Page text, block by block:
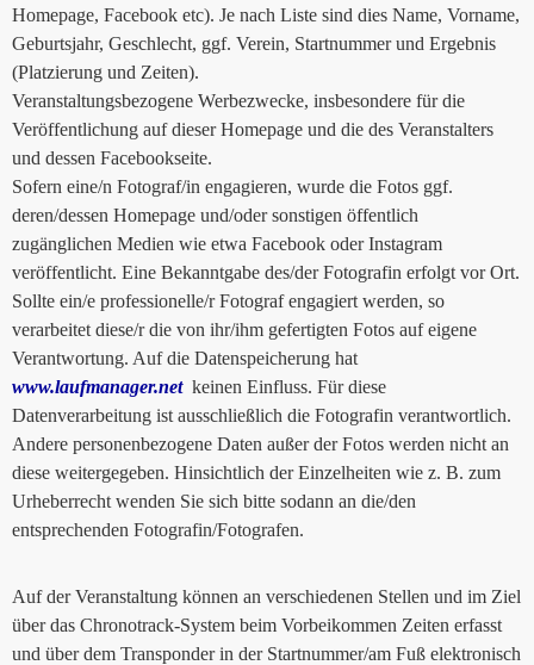
Homepage, Facebook etc). Je nach Liste sind dies Name, Vorname,
Geburtsjahr, Geschlecht, ggf. Verein, Startnummer und Ergebnis
(Platzierung und Zeiten).
Veranstaltungsbezogene Werbezwecke, insbesondere für die
Veröffentlichung auf dieser Homepage und die des Veranstalters
und dessen Facebookseite.
Sofern eine/n Fotograf/in engagieren, wurde die Fotos ggf.
deren/dessen Homepage und/oder sonstigen öffentlich
zugänglichen Medien wie etwa Facebook oder Instagram
veröffentlicht. Eine Bekanntgabe des/der Fotografin erfolgt vor Ort.
Sollte ein/e professionelle/r Fotograf engagiert werden, so
verarbeitet diese/r die von ihr/ihm gefertigten Fotos auf eigene
Verantwortung. Auf die Datenspeicherung hat
www.laufmanager.netkeinen Einfluss. Für diese
Datenverarbeitung ist ausschließlich die Fotografin verantwortlich.
Andere personenbezogene Daten außer der Fotos werden nicht an
diese weitergegeben. Hinsichtlich der Einzelheiten wie z. B. zum
Urheberrecht wenden Sie sich bitte sodann an die/den
entsprechenden Fotografin/Fotografen.
Auf der Veranstaltung können an verschiedenen Stellen und im Ziel
über das Chronotrack-System beim Vorbeikommen Zeiten erfasst
und über dem Transponder in der Startnummer/am Fuß elektronisch